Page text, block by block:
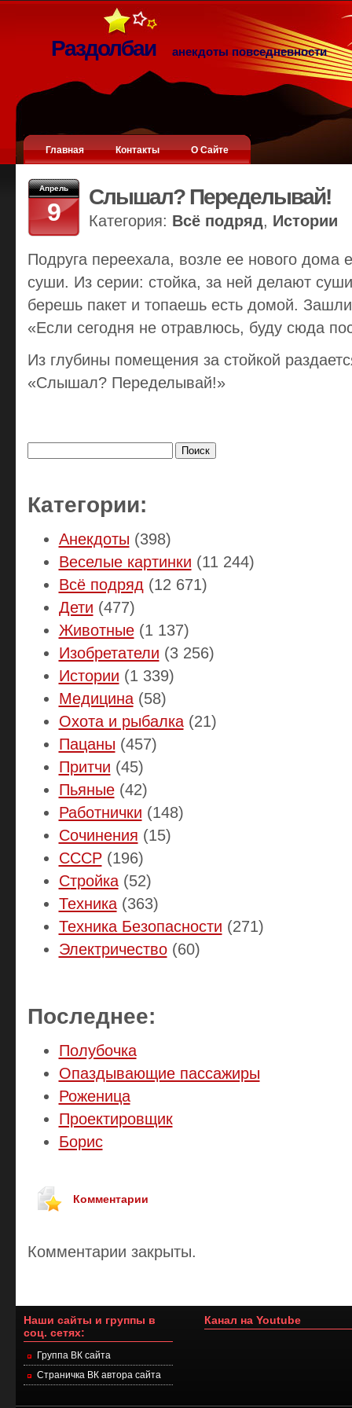
Раздолбаи анекдоты повседневности
Главная Контакты О Сайте
Апрель
9
Слышал? Переделывай!
Категория: Всё подряд, Истории
Подруга переехала, возле ее нового дома
суши. Из серии: стойка, за ней делают
берешь пакет и топаешь есть домой.
«Если сегодня не отравлюсь, буду сюда
Из глубины помещения за стойкой
«Слышал? Переделывай!»
Категории:
Анекдоты (398)
Веселые картинки (11 244)
Всё подряд (12 671)
Дети (477)
Животные(1 137)
Изобретатели (3 256)
Истории (1 339)
Медицина(58)
Охота и рыбалка(21)
Пацаны (457)
Притчи (45)
Пьяные(42)
Работнички (148)
Сочинения (15)
СССР(196)
Стройка(52)
Техника(363)
Техника Безопасности (271)
Электричество(60)
Последнее:
Полубочка
Опаздывающие пассажиры
Роженица
Проектировщик
Борис
Комментарии
Комментарии закрыты.
Наши сайты и группы в
соц. сетях:
Группа ВК сайта
Страничка ВК автора сайта
Канал на Youtube